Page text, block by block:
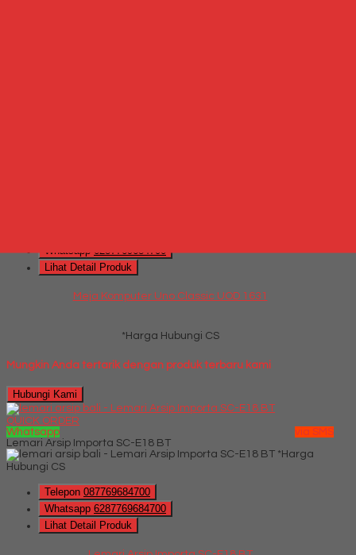
Whatsapp 6287769684700
Lihat Detail Produk
Meja Komputer Uno Classic UOD 1631
*Harga Hubungi CS
Mungkin Anda tertarik dengan produk terbaru kami
Hubungi Kami
QUICK ORDER
Whatsapp
via SMS
Lemari Arsip Importa SC-E18 BT
*Harga
Hubungi CS
Telepon 087769684700
Whatsapp 6287769684700
Lihat Detail Produk